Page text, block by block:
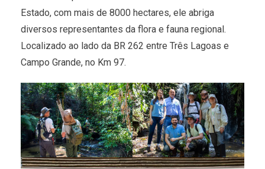
Estado, com mais de 8000 hectares, ele abriga
diversos representantes da flora e fauna regional.
Localizado ao lado da BR 262 entre Três Lagoas e
Campo Grande, no Km 97.